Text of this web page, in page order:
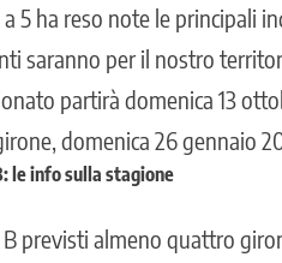
a 5 ha reso note le principali
saranno per il nostro
partirà domenica 13
domenica 26 gennaio
le info sulla stagione
B previsti almeno quattro